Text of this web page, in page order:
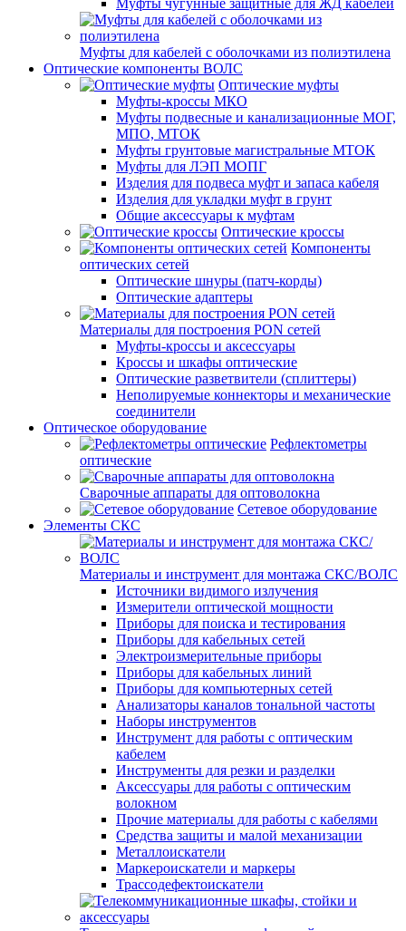
Муфты чугунные защитные для ЖД кабелей
Муфты для кабелей с оболочками из полиэтилена
Оптические компоненты ВОЛС
Оптические муфты
Муфты-кроссы МКО
Муфты подвесные и канализационные МОГ,
МПО, МТОК
Муфты грунтовые магистральные МТОК
Муфты для ЛЭП МОПГ
Изделия для подвеса муфт и запаса кабеля
Изделия для укладки муфт в грунт
Общие аксессуары к муфтам
Оптические кроссы
Компоненты
оптических сетей
Оптические шнуры (патч-корды)
Оптические адаптеры
Материалы для построения PON сетей
Муфты-кроссы и аксессуары
Кроссы и шкафы оптические
Оптические разветвители (сплиттеры)
Неполируемые коннекторы и механические
соединители
Оптическое оборудование
Рефлектометры
оптические
Сварочные аппараты для оптоволокна
Сетевое оборудование
Элементы СКС
Материалы и инструмент для монтажа СКС/ВОЛС
Источники видимого излучения
Измерители оптической мощности
Приборы для поиска и тестирования
Приборы для кабельных сетей
Электроизмерительные приборы
Приборы для кабельных линий
Приборы для компьютерных сетей
Анализаторы каналов тональной частоты
Наборы инструментов
Инструмент для работы с оптическим
кабелем
Инструменты для резки и разделки
Аксессуары для работы с оптическим
волокном
Прочие материалы для работы с кабелями
Средства защиты и малой механизации
Металлоискатели
Маркероискатели и маркеры
Трассодефектоискатели